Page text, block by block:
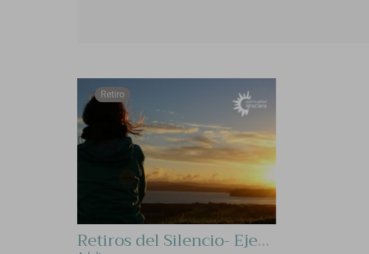
Retiro
Retiros del Silencio- Ejercicios Ignacianos.